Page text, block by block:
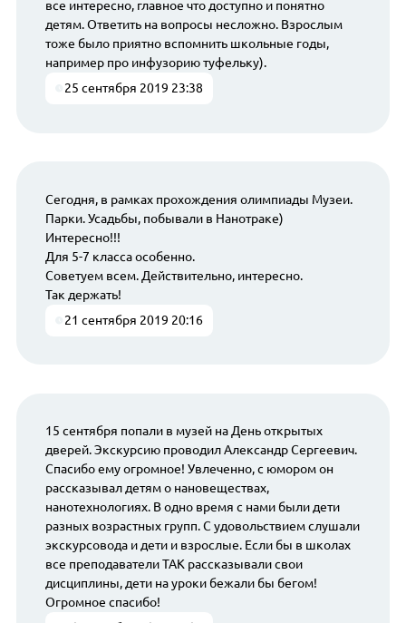
все интересно, главное что доступно и понятно
детям. Ответить на вопросы несложно. Взрослым
тоже было приятно вспомнить школьные годы,
например про инфузорию туфельку).
25 сентября 2019 23:38
Сегодня, в рамках прохождения олимпиады Музеи.
Парки. Усадьбы, побывали в Нанотраке)
Интересно!!!
Для 5-7 класса особенно.
Советуем всем. Действительно, интересно.
Так держать!
21 сентября 2019 20:16
15 сентября попали в музей на День открытых
дверей. Экскурсию проводил Александр Сергеевич.
Спасибо ему огромное! Увлеченно, с юмором он
рассказывал детям о нановеществах,
нанотехнологиях. В одно время с нами были дети
разных возрастных групп. С удовольствием слушали
экскурсовода и дети и взрослые. Если бы в школах
все преподаватели ТАК рассказывали свои
дисциплины, дети на уроки бежали бы бегом!
Огромное спасибо!